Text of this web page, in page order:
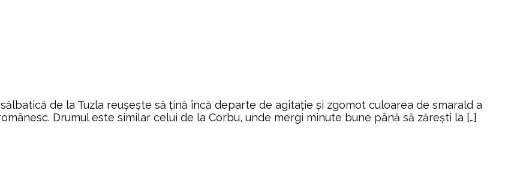
de la Tuzla reuşeşte să ţină încă departe de agitaţie şi zgomot culoarea de smarald a
Drumul este similar celui de la Corbu, unde mergi minute bune până să zăreşti la […]